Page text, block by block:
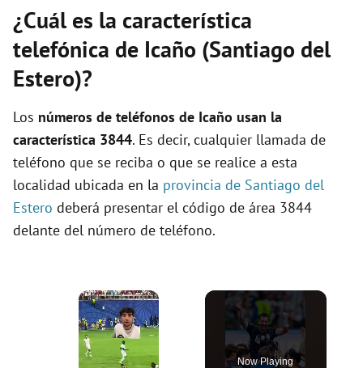
¿Cuál es la característica
telefónica de Icaño (Santiago del
Estero)?
Los números de teléfonos de Icaño usan la
característica 3844. Es decir, cualquier llamada de
teléfono que se reciba o que se realice a esta
localidad ubicada en la provincia de Santiago del
Estero deberá presentar el código de área 3844
delante del número de teléfono.
×
Now Playing